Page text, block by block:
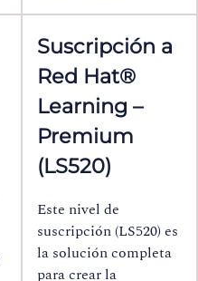
Suscripción a
Red Hat®
Learning –
Premium
(LS520)
Este nivel de
suscripción (LS520) es
la solución completa
para crear la